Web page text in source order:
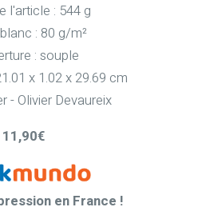
l'article : 544 g
: 80 g/m²
: souple
x 1.02 x 29.69 cm
- Olivier Devaureix
11,90€
en France !